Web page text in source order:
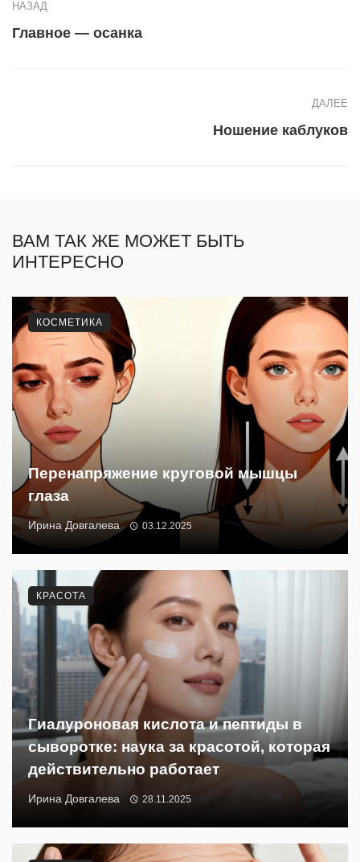
НАЗАД
Главное — осанка
ДАЛЕЕ
Ношение каблуков
ВАМ ТАК ЖЕ МОЖЕТ БЫТЬ
ИНТЕРЕСНО
Перенапряжение круговой мышцы
глаза
Ирина Довгалева 03.12.2025
КОСМЕТИКА
Гиалуроновая кислота и пептиды в
сыворотке: наука за красотой, которая
действительно работает
Ирина Довгалева 28.11.2025
КРАСОТА